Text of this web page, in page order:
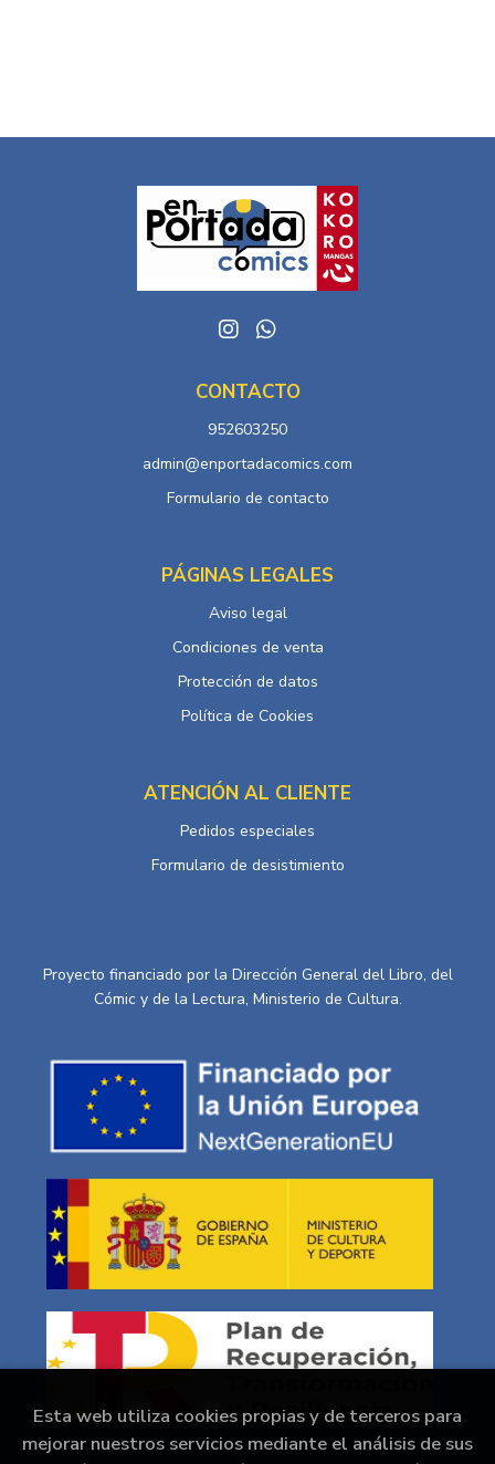
CONTACTO
952603250
admin@enportadacomics.com
Formulario de contacto
PÁGINAS LEGALES
Aviso legal
Condiciones de venta
Protección de datos
Política de Cookies
ATENCIÓN AL CLIENTE
Pedidos especiales
Formulario de desistimiento
Proyecto financiado por la Dirección General del Libro, del
Cómic y de la Lectura, Ministerio de Cultura.
Esta web utiliza cookies propias y de terceros para
mejorar nuestros servicios mediante el análisis de sus